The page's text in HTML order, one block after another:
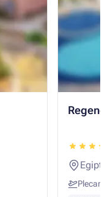
Egipt,